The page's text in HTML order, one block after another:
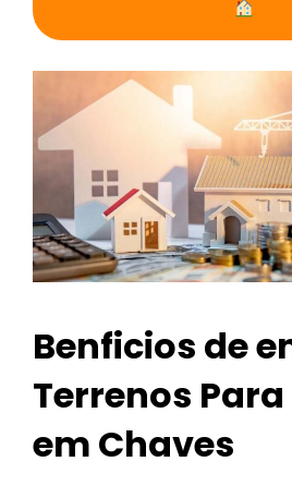
Benficios de
Terrenos
em Chaves